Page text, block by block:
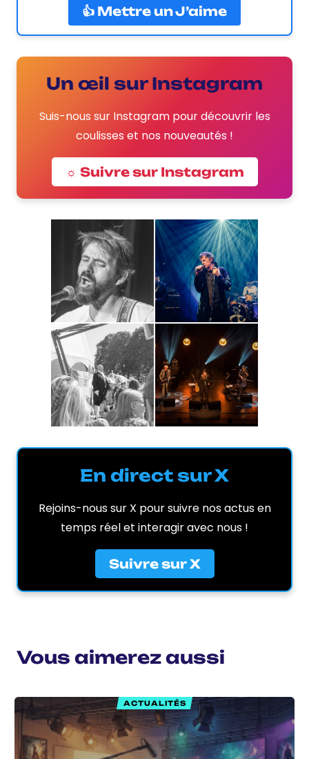
👍 Mettre un J’aime
Un œil sur Instagram
Suis-nous sur Instagram pour découvrir les
coulisses et nos nouveautés !
☼ Suivre sur Instagram
En direct sur X
Rejoins-nous sur X pour suivre nos actus en
temps réel et interagir avec nous !
Suivre sur X
Vous aimerez aussi
ACTUALITÉS